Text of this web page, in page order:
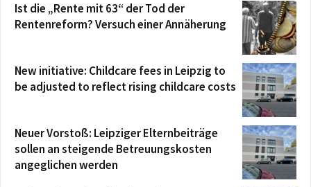
Ist die „Rente mit 63“ der Tod der
Rentenreform? Versuch einer Annäherung
New initiative: Childcare fees in Leipzig to
be adjusted to reflect rising childcare costs
Neuer Vorstoß: Leipziger Elternbeiträge
sollen an steigende Betreuungskosten
angeglichen werden